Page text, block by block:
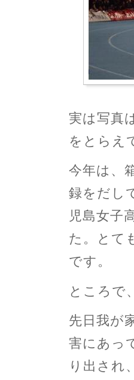
実は写真
をとらえ
今年は、
録をだし
児島女子
た。とて
です。
ところで
先日我が
害にあっ
り出され